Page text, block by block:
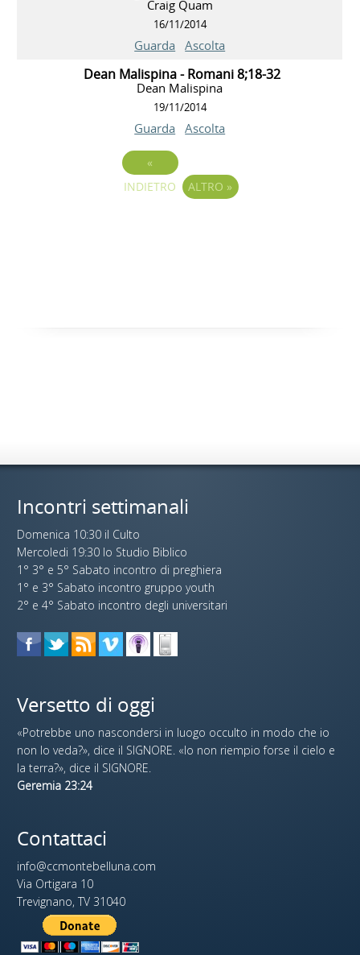
Craig Quam
16/11/2014
Guarda Ascolta
Dean Malispina - Romani 8;18-32
Dean Malispina
19/11/2014
Guarda Ascolta
«
INDIETRO
ALTRO »
Incontri settimanali
Domenica 10:30 il Culto
Mercoledi 19:30 lo Studio Biblico
1° 3° e 5° Sabato incontro di preghiera
1° e 3° Sabato incontro gruppo youth
2° e 4° Sabato incontro degli universitari
Versetto di oggi
«Potrebbe uno nascondersi in luogo occulto in modo che io
non lo veda?», dice il SIGNORE. «Io non riempio forse il cielo e
la terra?», dice il SIGNORE.
Geremia 23:24
Contattaci
info@ccmontebelluna.com
Via Ortigara 10
Trevignano, TV 31040